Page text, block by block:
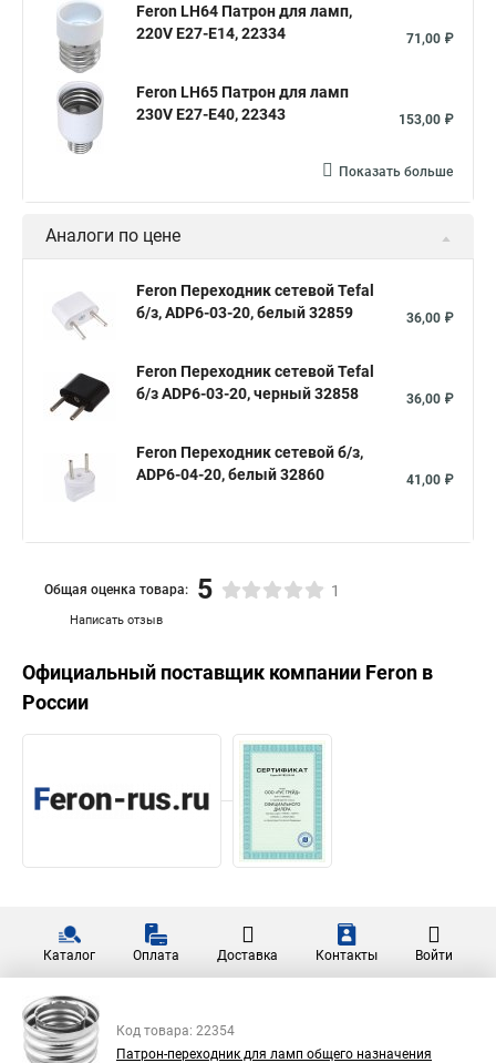
Feron LH64 Патрон для ламп,
220V E27-E14, 22334
71,00 ₽
Feron LH65 Патрон для ламп
230V Е27-Е40, 22343
153,00 ₽
Показать больше
Аналоги по цене
Feron Переходник сетевой Tefal
б/з, ADP6-03-20, белый 32859
36,00 ₽
Feron Переходник сетевой Tefal
б/з ADP6-03-20, черный 32858
36,00 ₽
Feron Переходник сетевой б/з,
ADP6-04-20, белый 32860
41,00 ₽
Написать отзыв
Общая оценка товара: 5 1
Официальный поставщик компании Feron в
России
Каталог Оплата Доставка Контакты Войти
Код товара: 22354
Патрон-переходник для ламп общего назначения